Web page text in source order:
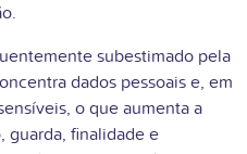
subestimado pela
dados pessoais e, em
o que aumenta a
guarda, finalidade e